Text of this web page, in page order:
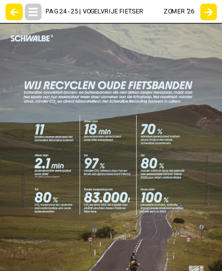
ZOMER '26
PAG 24 - 25 | VOGELVRIJE FIETSER